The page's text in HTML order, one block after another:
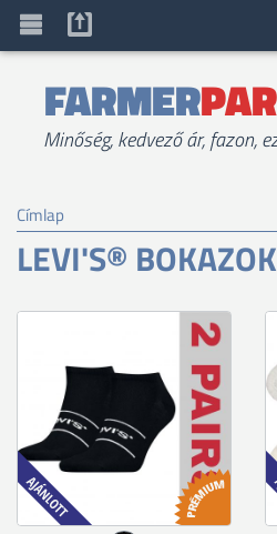
FARMER
Minőség, kedvező ár, fazon,
Címlap
LEVI'S®